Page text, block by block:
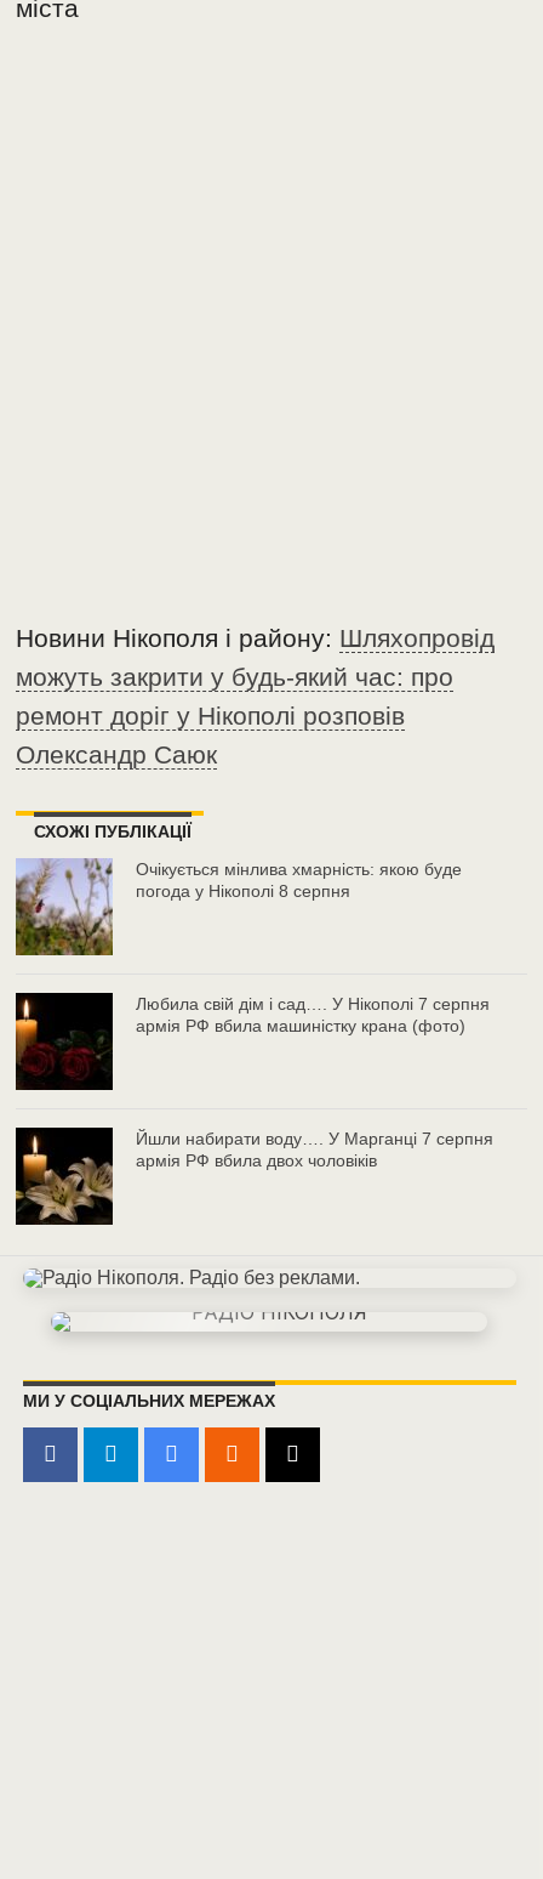
міста
Новини Нікополя і району: Шляхопровід
можуть закрити у будь-який час: про
ремонт доріг у Нікополі розповів
Олександр Саюк
СХОЖІ ПУБЛІКАЦІЇ
Очікується мінлива хмарність: якою буде
погода у Нікополі 8 серпня
Любила свій дім і сад…. У Нікополі 7 серпня
армія РФ вбила машиністку крана (фото)
Йшли набирати воду…. У Марганці 7 серпня
армія РФ вбила двох чоловіків
МИ У СОЦІАЛЬНИХ МЕРЕЖАХ